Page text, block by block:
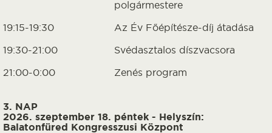
polgármestere
19:15-19:30 Az Év Főépítésze-díj átadása
19:30-21:00 Svédasztalos díszvacsora
21:00-0:00 Zenés program
3. NAP
2026. szeptember 18. péntek - Helyszín:
Balatonfüred Kongresszusi Központ